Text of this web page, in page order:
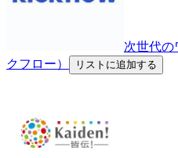
次世代の
クフロー）
リストに追加する